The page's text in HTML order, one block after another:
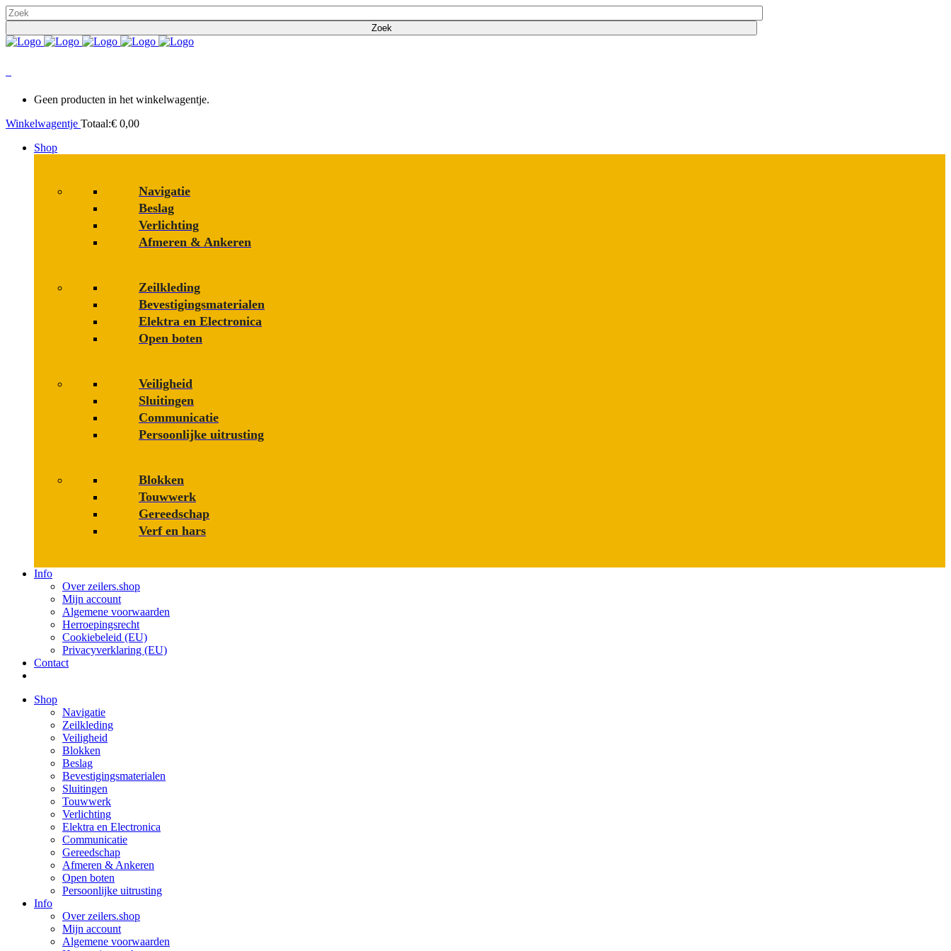
Geen producten in het winkelwagentje.
Winkelwagentje Totaal:€ 0,00
Shop
Navigatie
Beslag
Verlichting
Afmeren & Ankeren
Zeilkleding
Bevestigings­­materialen
Elektra en Electronica
Open boten
Veiligheid
Sluitingen
Communicatie
Persoonlijke uitrusting
Blokken
Touwwerk
Gereedschap
Verf en hars
Info
Over zeilers.shop
Mijn account
Algemene voorwaarden
Herroepingsrecht
Cookiebeleid (EU)
Privacyverklaring (EU)
Contact
Shop
Navigatie
Zeilkleding
Veiligheid
Blokken
Beslag
Bevestigings­­materialen
Sluitingen
Touwwerk
Verlichting
Elektra en Electronica
Communicatie
Gereedschap
Afmeren & Ankeren
Open boten
Persoonlijke uitrusting
Info
Over zeilers.shop
Mijn account
Algemene voorwaarden